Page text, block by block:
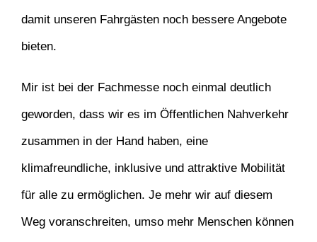
damit unseren Fahrgästen noch bessere Angebote
bieten.
Mir ist bei der Fachmesse noch einmal deutlich
geworden, dass wir es im Öffentlichen Nahverkehr
zusammen in der Hand haben, eine
klimafreundliche, inklusive und attraktive Mobilität
für alle zu ermöglichen. Je mehr wir auf diesem
Weg voranschreiten, umso mehr Menschen können